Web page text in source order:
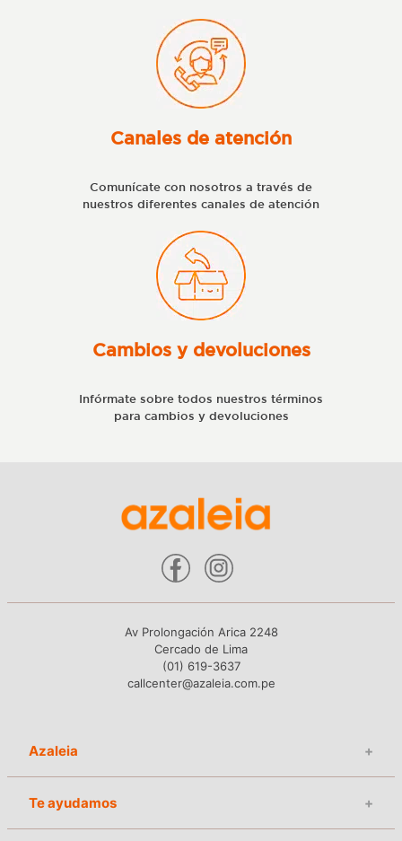
Canales de atención
Comunícate con nosotros a través de
nuestros diferentes canales de atención
Cambios y devoluciones
Infórmate sobre todos nuestros términos
para cambios y devoluciones
Av Prolongación Arica 2248
Cercado de Lima
(01) 619-3637
callcenter@azaleia.com.pe
Azaleia +
Te ayudamos +